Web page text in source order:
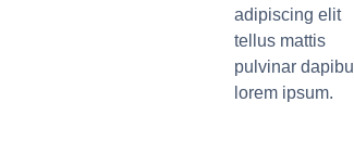
adipiscing elit
tellus mattis
pulvinar
lorem ipsum.